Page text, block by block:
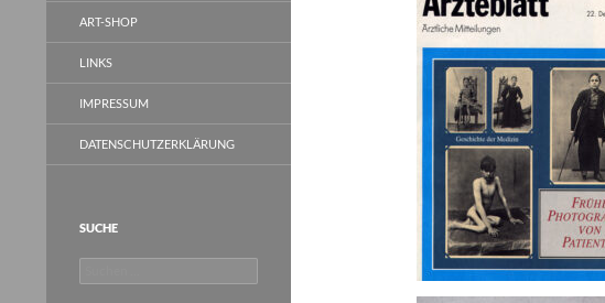
ART-SHOP
LINKS
IMPRESSUM
DATENSCHUTZERKLÄRUNG
SUCHE
nach: